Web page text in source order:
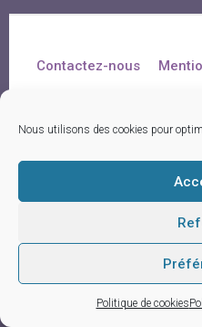
Nous utilisons des cookies pour
Politique de cookies
Contactez-nous
© Vetup - logiciel